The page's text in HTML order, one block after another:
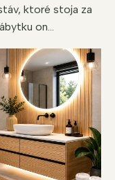
ktoré stoja za
on...